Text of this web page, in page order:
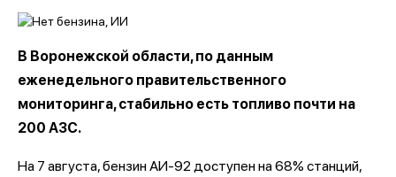
В Воронежской области, по данным
еженедельного правительственного
мониторинга, стабильно есть топливо почти на
200 АЗС.
На 7 августа, бензин АИ-92 доступен на 68% станций,